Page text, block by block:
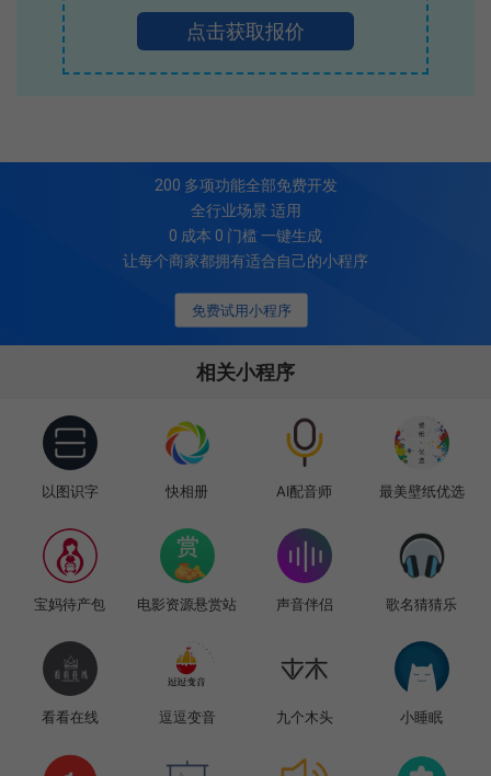
点击获取报价
免费试用小程序
200 多项功能全部免费开发
全行业场景 适用
0 成本 0 门槛 一键生成
让每个商家都拥有适合自己的小程序
相关小程序
以图识字 快相册 AI配音师 最美壁纸优选
宝妈待产包 电影资源悬赏站 声音伴侣 歌名猜猜乐
看看在线 逗逗变音 九个木头 小睡眠